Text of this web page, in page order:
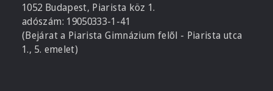
1052 Budapest, Piarista köz 1.
adószám: 19050333-1-41
(Bejárat a Piarista Gimnázium felől - Piarista utca
1., 5. emelet)